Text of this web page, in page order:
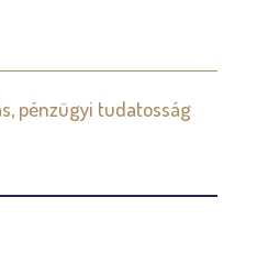
pénzügyi tudatosság